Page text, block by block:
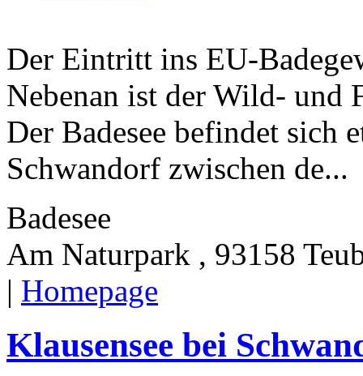
Der Eintritt ins EU-
Nebenan ist der Wild- und
Der Badesee befindet sich
Schwandorf zwischen de...
Badesee
Am Naturpark , 93158
| Homepage
Klausensee bei